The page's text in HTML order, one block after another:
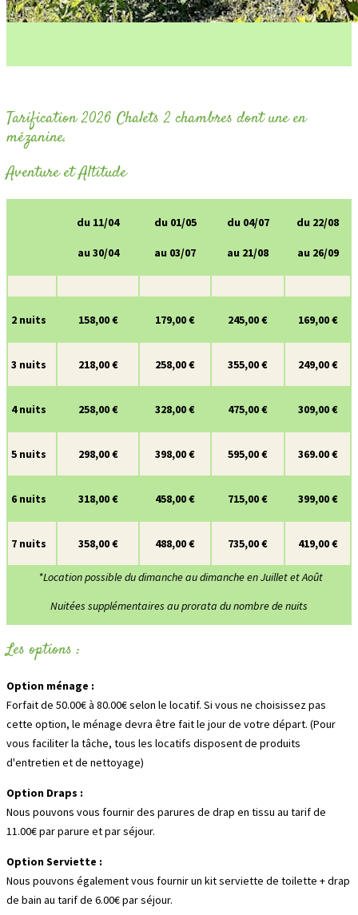
Tarification 2026 Chalets 2 chambres dont une en
mézanine.
Aventure et Altitude
du 11/04
au 30/04
du 01/05
au 03/07
du 04/07
au 21/08
du 22/08
au 26/09
2 nuits 158,00 € 179,00 € 245,00 € 169,00 €
3 nuits 218,00 € 258,00 € 355,00 € 249,00 €
4 nuits 258,00 € 328,00 € 475,00 € 309,00 €
5 nuits 298,00 € 398,00 € 595,00 € 369.00 €
6 nuits 318,00 € 458,00 € 715,00 € 399,00 €
7 nuits 358,00 € 488,00 € 735,00 € 419,00 €
*Location possible du dimanche au dimanche en Juillet et Août
Nuitées supplémentaires au prorata du nombre de nuits
Les options :
Option ménage :
Forfait de 50.00€ à 80.00€ selon le locatif. Si vous ne choisissez pas
cette option, le ménage devra être fait le jour de votre départ. (Pour
vous faciliter la tâche, tous les locatifs disposent de produits
d'entretien et de nettoyage)
Option Draps :
Nous pouvons vous fournir des parures de drap en tissu au tarif de
11.00€ par parure et par séjour.
Option Serviette :
Nous pouvons également vous fournir un kit serviette de toilette + drap
de bain au tarif de 6.00€ par séjour.